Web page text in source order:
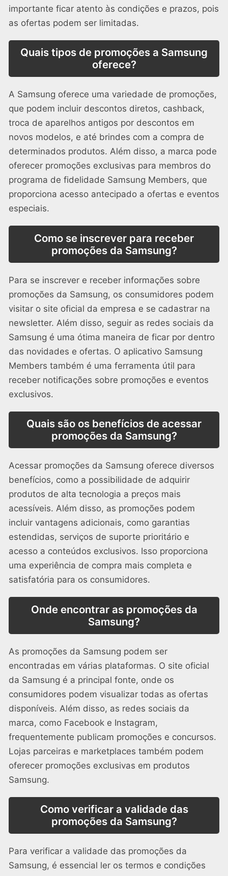
importante ficar atento às condições e prazos, pois
as ofertas podem ser limitadas.
Quais tipos de promoções a Samsung
oferece?
A Samsung oferece uma variedade de promoções,
que podem incluir descontos diretos, cashback,
troca de aparelhos antigos por descontos em
novos modelos, e até brindes com a compra de
determinados produtos. Além disso, a marca pode
oferecer promoções exclusivas para membros do
programa de fidelidade Samsung Members, que
proporciona acesso antecipado a ofertas e eventos
especiais.
Como se inscrever para receber
promoções da Samsung?
Para se inscrever e receber informações sobre
promoções da Samsung, os consumidores podem
visitar o site oficial da empresa e se cadastrar na
newsletter. Além disso, seguir as redes sociais da
Samsung é uma ótima maneira de ficar por dentro
das novidades e ofertas. O aplicativo Samsung
Members também é uma ferramenta útil para
receber notificações sobre promoções e eventos
exclusivos.
Quais são os benefícios de acessar
promoções da Samsung?
Acessar promoções da Samsung oferece diversos
benefícios, como a possibilidade de adquirir
produtos de alta tecnologia a preços mais
acessíveis. Além disso, as promoções podem
incluir vantagens adicionais, como garantias
estendidas, serviços de suporte prioritário e
acesso a conteúdos exclusivos. Isso proporciona
uma experiência de compra mais completa e
satisfatória para os consumidores.
Onde encontrar as promoções da
Samsung?
As promoções da Samsung podem ser
encontradas em várias plataformas. O site oficial
da Samsung é a principal fonte, onde os
consumidores podem visualizar todas as ofertas
disponíveis. Além disso, as redes sociais da
marca, como Facebook e Instagram,
frequentemente publicam promoções e concursos.
Lojas parceiras e marketplaces também podem
oferecer promoções exclusivas em produtos
Samsung.
Como verificar a validade das
promoções da Samsung?
Para verificar a validade das promoções da
Samsung, é essencial ler os termos e condições